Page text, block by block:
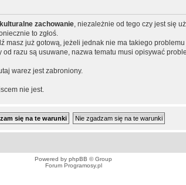
kulturalne zachowanie, niezależnie od tego czy jest się
to zgłoś.
masz już gotową, jeżeli jednak nie ma takiego
razu są usuwane, nazwa tematu musi opisywać
warez jest zabroniony.
nie jest.
Powered by phpBB © Group
Forum Programosy.pl